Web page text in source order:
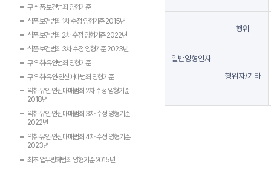
구 식품·보건범죄 양형기준
식품·보건범죄 1차 수정 양형기준 2015년
식품·보건범죄 2차 수정 양형기준 2022년
식품·보건범죄 3차 수정 양형기준 2023년
구 약취·유인범죄 양형기준
구 약취·유인·인신매매범죄 양형기준
약취·유인·인신매매범죄 2차 수정 양형기준
2018년
약취·유인·인신매매범죄 3차 수정 양형기준
2022년
약취·유인·인신매매범죄 4차 수정 양형기준
2023년
최초 업무방해범죄 양형기준 2015년
일반양형인자
행위
행위자/기타